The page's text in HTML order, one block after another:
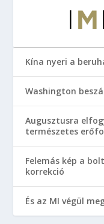
Kína nyeri a
Washington
Augusztusra
természetes
Felemás kép a
korrekció
És az MI végül